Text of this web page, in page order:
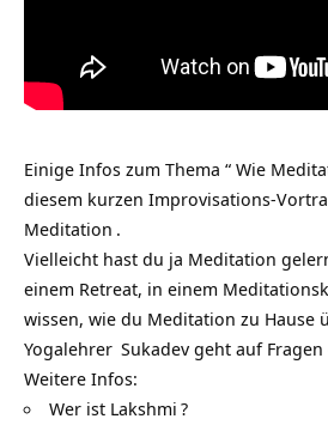
Einige Infos zum Thema “ Wie
diesem kurzen Improvisations-
Meditation .
Vielleicht hast du ja Meditation
einem Retreat, in einem
wissen, wie du Meditation zu Hause
Yogalehrer Sukadev geht auf
Weitere Infos:
Wer ist Lakshmi ?